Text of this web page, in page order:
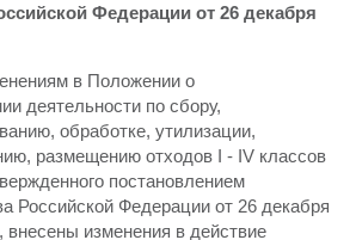
Федерации от 26 декабря
в Положении о
деятельности по сбору,
обработке, утилизации,
размещению отходов I - IV классов
постановлением
Российской Федерации от 26 декабря
внесены изменения в действие